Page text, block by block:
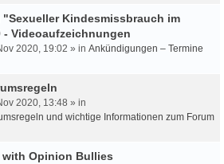
"Sexueller Kindesmissbrauch im
- Videoaufzeichnungen
2020, 19:02 » in Ankündigungen – Termine
2020, 13:48 » in
und wichtige Informationen zum Forum
with Opinion Bullies